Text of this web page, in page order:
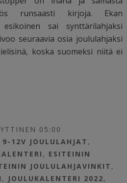
runsaasti kirjoja. Ekan
sai synttärilahjaksi
seuraavia osia joululahjaksi
koska suomeksi niitä ei
05:00
9-12V JOULULAHJAT ,
, ESITEININ
JOULULAHJAVINKIT ,
, JOULUKALENTERI 2022,